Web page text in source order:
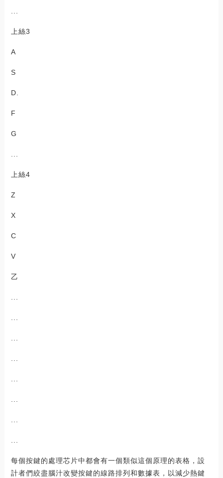
上絲3
A
S
D.
F
G
上絲4
Z
X
C
V
乙
每個按鍵的處理芯片中都會有一個類似這個原理的表格，設
計者們絞盡腦汁改變按鍵的線路排列和數據表，以減少熱鍵